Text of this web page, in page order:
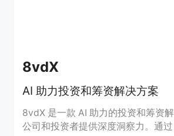
8vdX
AI 助力投资和筹资解决方案
8vdX 是一款 AI 助力的投资和筹资
公司和投资者提供深度洞察力。通